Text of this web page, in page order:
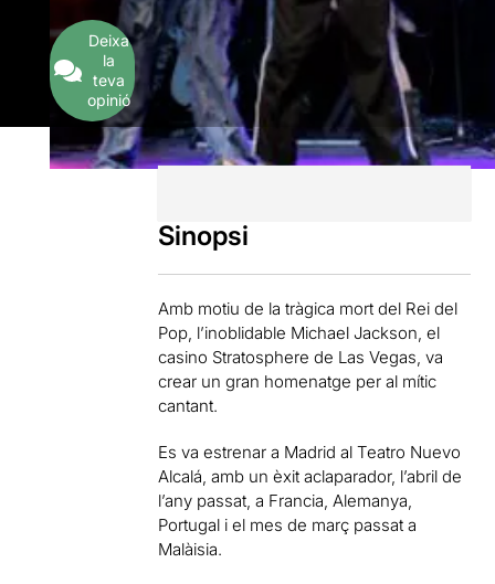
Deixa
la
teva
opinió
Sinopsi
Amb motiu de la tràgica mort del Rei del
Pop, l’inoblidable Michael Jackson, el
casino Stratosphere de Las Vegas, va
crear un gran homenatge per al mític
cantant.
Es va estrenar a Madrid al Teatro Nuevo
Alcalá, amb un èxit aclaparador, l’abril de
l’any passat, a Francia, Alemanya,
Portugal i el mes de març passat a
Malàisia.